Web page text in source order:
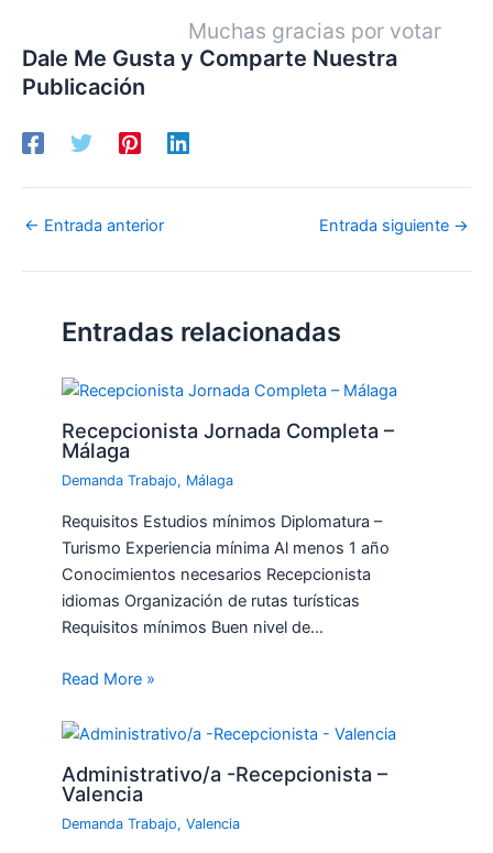
Muchas gracias por votar
Dale Me Gusta y Comparte Nuestra
Publicación
← Entrada anterior Entrada siguiente →
Entradas relacionadas
Recepcionista Jornada Completa –
Málaga
Demanda Trabajo, Málaga
Requisitos Estudios mínimos Diplomatura –
Turismo Experiencia mínima Al menos 1 año
Conocimientos necesarios Recepcionista
idiomas Organización de rutas turísticas
Requisitos mínimos Buen nivel de…
Read More »
Administrativo/a -Recepcionista –
Valencia
Demanda Trabajo,Valencia